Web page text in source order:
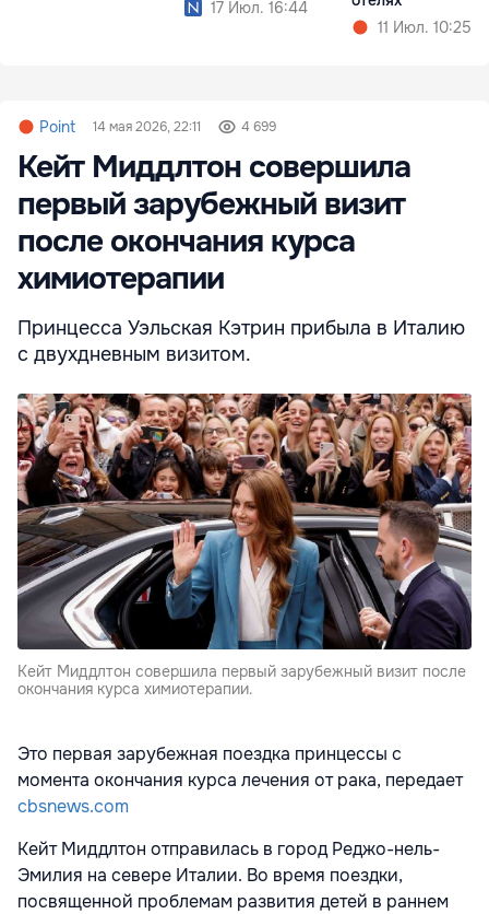
17 Июл. 16:44
11 Июл. 10:25
Point 14 мая 2026, 22:11 4 699
Кейт Миддлтон совершила
первый зарубежный визит
после окончания курса
химиотерапии
Принцесса Уэльская Кэтрин прибыла в Италию
с двухдневным визитом.
Кейт Миддлтон совершила первый зарубежный визит после
окончания курса химиотерапии.
Это первая зарубежная поездка принцессы с
момента окончания курса лечения от рака, передает
cbsnews.com
Кейт Миддлтон отправилась в город Реджо-нель-
Эмилия на севере Италии. Во время поездки,
посвященной проблемам развития детей в раннем